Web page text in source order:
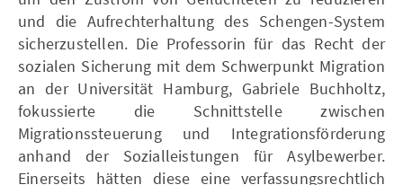
und die Aufrechterhaltung des Schengen-System
sicherzustellen. Die Professorin für das Recht der
sozialen Sicherung mit dem Schwerpunkt Migration
an der Universität Hamburg, Gabriele Buchholtz,
fokussierte die Schnittstelle zwischen
Migrationssteuerung und Integrationsförderung
anhand der Sozialleistungen für Asylbewerber.
Einerseits hätten diese eine verfassungsrechtlich